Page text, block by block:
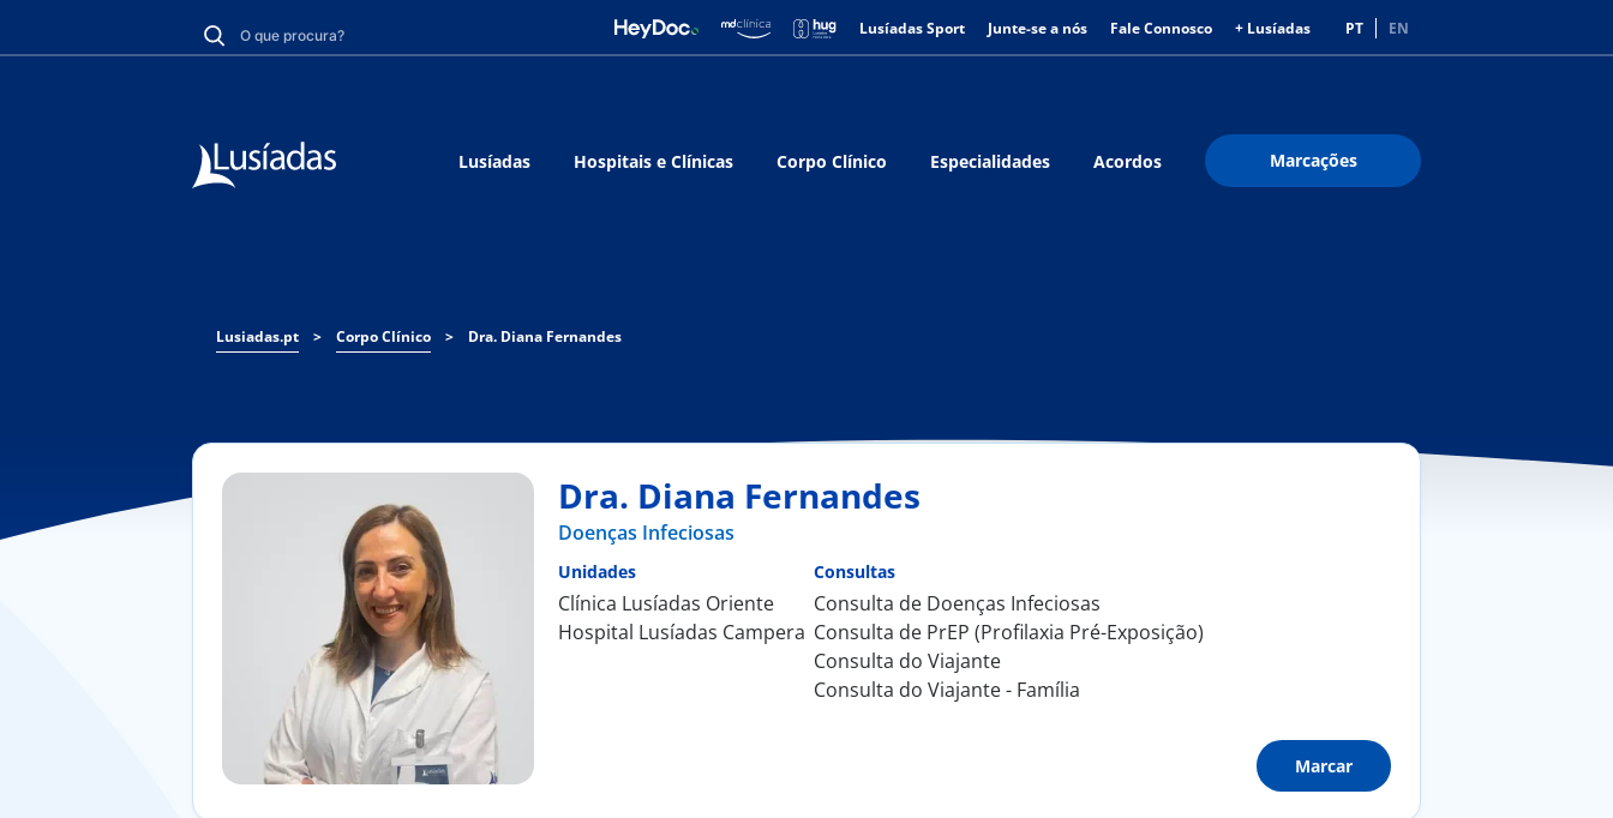
Lusíadas Sport Junte-se a nós Fale Connosco + Lusíadas PT EN
Lusíadas Hospitais e Clínicas Corpo Clínico Especialidades Acordos Marcações
Lusiadas.pt > Corpo Clínico > Dra. Diana Fernandes
Dra. Diana Fernandes
Doenças Infeciosas
Unidades
Clínica Lusíadas Oriente
Hospital Lusíadas Campera
Consultas
Consulta de Doenças Infeciosas
Consulta de PrEP (Profilaxia Pré-Exposição)
Consulta do Viajante
Consulta do Viajante - Família
Marcar